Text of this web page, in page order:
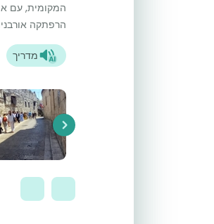
המקומית, עם
הרפתקה
מדריך
Next